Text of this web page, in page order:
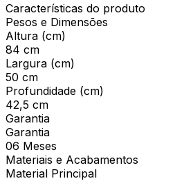
Características do produto
Pesos e Dimensões
Altura (cm)
84 cm
Largura (cm)
50 cm
Profundidade (cm)
42,5 cm
Garantia
Garantia
06 Meses
Materiais e Acabamentos
Material Principal